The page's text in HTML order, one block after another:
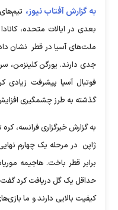
به گزارش آفتاب نیوز،
ملت‌های آسیا در قطر نشان
جدی دارند. یورگن کلینزمن،
گذشته به طرز چشمگیری
به گزارش خبرگزاری فرانسه،
ژاپن در مرحله یک چهارم
برابر قطر باخت. هاجیمه
حداقل یک گل دریافت کرد
کیفیت بالایی دارند و ما